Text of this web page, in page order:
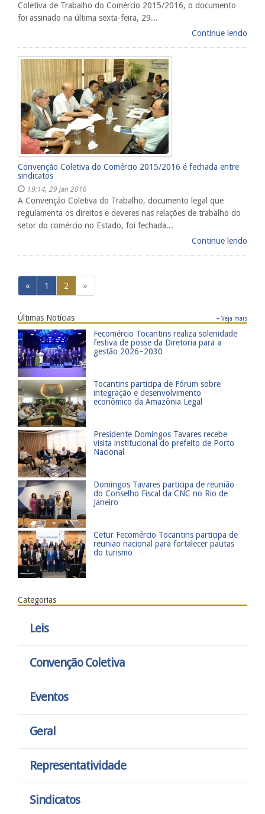
Coletiva de Trabalho do Comércio 2015/2016, o documento
foi assinado na última sexta-feira, 29...
Continue lendo
Convenção Coletiva do Comércio 2015/2016 é fechada entre
sindicatos
19:14, 29 jan 2016
A Convenção Coletiva do Trabalho, documento legal que
regulamenta os direitos e deveres nas relações de trabalho do
setor do comércio no Estado, foi fechada...
Continue lendo
« 1 2 »
Últimas Notícias + Veja mais
​Fecomércio Tocantins realiza solenidade
festiva de posse da Diretoria para a
gestão 2026–2030
​Tocantins participa de Fórum sobre
integração e desenvolvimento
econômico da Amazônia Legal
Presidente Domingos Tavares recebe
visita institucional do prefeito de Porto
Nacional
​Domingos Tavares participa de reunião
do Conselho Fiscal da CNC no Rio de
Janeiro
​Cetur Fecomércio Tocantins participa de
reunião nacional para fortalecer pautas
do turismo
Categorias
Leis
Convenção Coletiva
Eventos
Geral
Representatividade
Sindicatos